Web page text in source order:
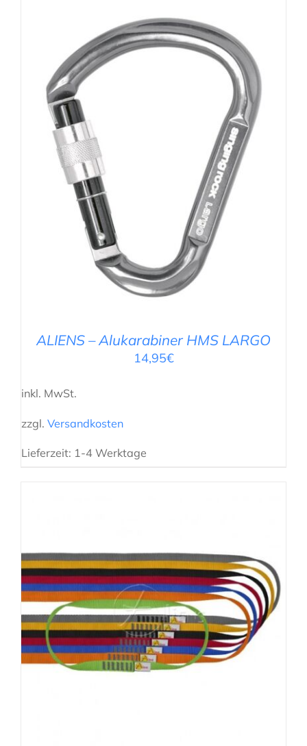
AUSFÜHRUNG WÄHLEN DETAILS
ALIENS – Alukarabiner HMS LARGO
14,95€
inkl. MwSt.
zzgl. Versandkosten
Lieferzeit: 1-4 Werktage
AUSFÜHRUNG WÄHLEN / DETAILS